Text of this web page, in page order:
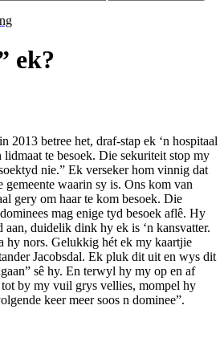
ek?
2013 betree het, draf-stap ek ‘n hospitaal
te besoek. Die sekuriteit stop my
nie.” Ek verseker hom vinnig dat
gemeente waarin sy is. Ons kom van
gery om haar te kom besoek. Die
mag enige tyd besoek aflê. Hy
duidelik dink hy ek is ‘n kansvatter.
hy nors. Gelukkig hét ek my kaartjie
Jacobsdal. Ek pluk dit uit en wys dit
sê hy. En terwyl hy my op en af
by my vuil grys vellies, mompel hy
keer meer soos n dominee”.